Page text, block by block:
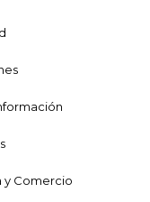
y Comercio